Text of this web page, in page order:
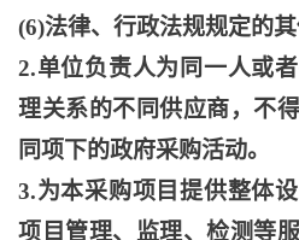
(6)法律、行政法规规定的其
2.单位负责人为同一人或
理关系的不同供应商，不
同项下的政府采购活动。
3.为本采购项目提供整体
项目管理、监理、检测等